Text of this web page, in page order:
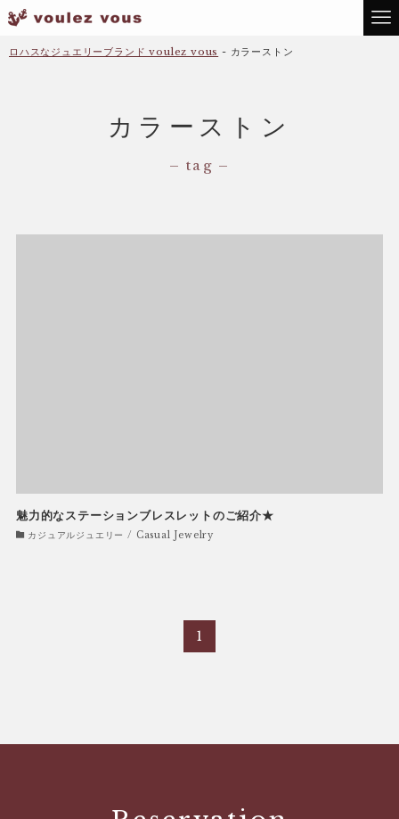
ロハスなジュエリーブランド voulez vous - カラーストン
カラーストン
– tag –
魅力的なステーションブレスレットのご紹介★
カジュアルジュエリー / Casual Jewelry
1